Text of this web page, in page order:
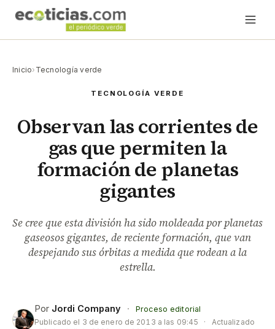
Inicio› Tecnología verde
TECNOLOGÍA VERDE
Observan las corrientes de
gas que permiten la
formación de planetas
gigantes
Se cree que esta división ha sido moldeada por planetas
gaseosos gigantes, de reciente formación, que van
despejando sus órbitas a medida que rodean a la
estrella.
Por Jordi Company ·
Proceso editorial
Publicado el 3 de enero de 2013 a las 09:45 ·
Actualizado